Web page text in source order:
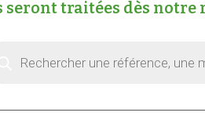
seront traitées dès notre